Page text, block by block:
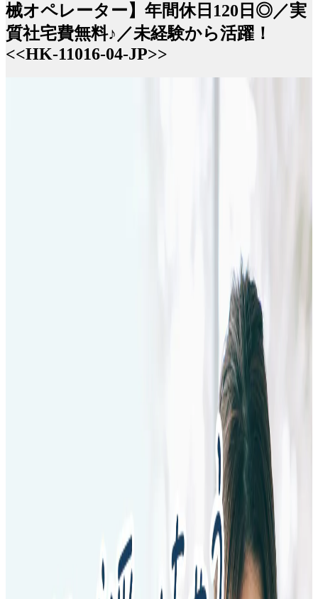
械オペレーター】年間休日120日◎／実
質社宅費無料♪／未経験から活躍！
<<HK-11016-04-JP>>